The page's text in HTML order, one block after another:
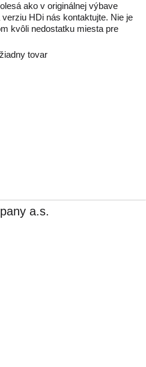
ako v originálnej výbave
HDi nás kontaktujte. Nie je
kvôli nedostatku miesta pre
tovar
a.s.